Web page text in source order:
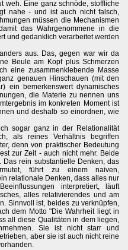
weh. Eine ganz schnöde, stoffliche
nahe - und ist auch nicht falsch,
müssen die Mechanismen
das Wahrgenommene in die
und gedanklich verarbeitet werden
aus. Das, gegen war wir da
Beule am Kopf plus Schmerzen
eine zusammenklebende Masse
genauen Hinschauen (mit den
ein bemerkenswert dynamisches
die Materie zu nennen uns
im konkreten Moment ist
und deshalb so einordnen, wie
sogar ganz in der Relationalität
als reines Verhältnis begriffen
denn von praktischer Bedeutung
zur Zeit - auch nicht mehr. Beide
Das rein substantielle Denken, das
führt zu einem naiven,
relationale Denken, dass alles nur
interpretiert, läuft
alles relativierendes und am
Sinnvoll ist, beides zu verknüpfen,
dem Motto "Die Wahrheit liegt in
all diese Qualitäten in dem liegen,
Sie ist nicht starr und
aber sie ist auch nicht reine